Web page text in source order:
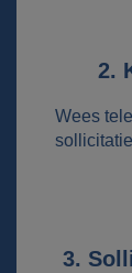
2.
Wees
3.